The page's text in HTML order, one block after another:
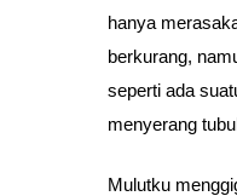
hanya
berkurang,
seperti ada
menyerang
Mulutku